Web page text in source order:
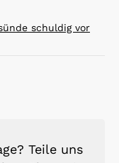
schuldig vor
Teile uns